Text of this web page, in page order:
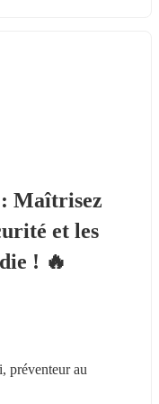
Maîtrisez
et les
! 🔥
préventeur au